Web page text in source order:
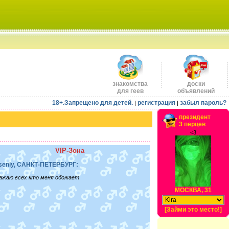
знакомства
для геев
доски
объявлений
18+.Запрещено для детей. | регистрация | забыл пароль?
VIP-Зона
САНКТ-ПЕТЕРБУРГ:
всех кто меня обожает
президент
3 перцев
<3
МОСКВА, 31
[Займи это место!]